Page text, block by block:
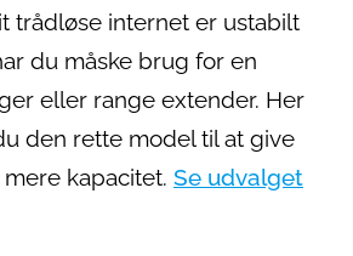
trådløse internet er ustabilt
du måske brug for en
eller range extender. Her
den rette model til at give
kapacitet. Se udvalget